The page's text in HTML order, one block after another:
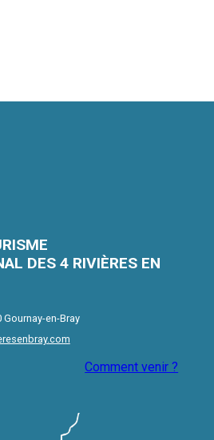
DES 4 RIVIÈRES EN
Gournay-en-Bray
Comment venir ?